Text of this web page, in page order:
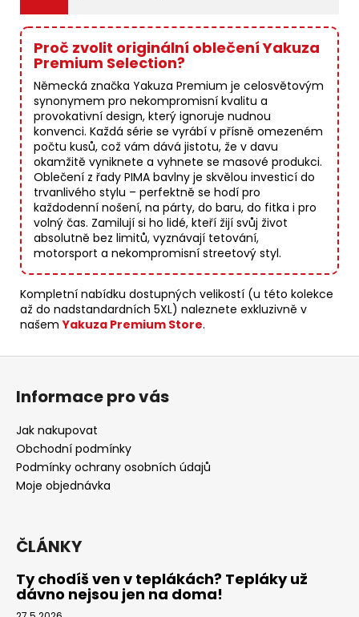
Proč zvolit originální oblečení Yakuza
Premium Selection?
Německá značka Yakuza Premium je celosvětovým
synonymem pro nekompromisní kvalitu a
provokativní design, který ignoruje nudnou
konvenci. Každá série se vyrábí v přísně omezeném
počtu kusů, což vám dává jistotu, že v davu
okamžitě vyniknete a vyhnete se masové produkci.
Oblečení z řady PIMA bavlny je skvělou investicí do
trvanlivého stylu – perfektně se hodí pro
každodenní nošení, na párty, do baru, do fitka i pro
volný čas. Zamilují si ho lidé, kteří žijí svůj život
absolutně bez limitů, vyznávají tetování,
motorsport a nekompromisní streetový styl.
Kompletní nabídku dostupných velikostí (u této kolekce
až do nadstandardních 5XL) naleznete exkluzivně v
našemYakuza Premium Store.
Informace pro vás
Jak nakupovat
Obchodní podmínky
Podmínky ochrany osobních údajů
Moje objednávka
ČLÁNKY
Ty chodíš ven v teplákách? Tepláky už
dávno nejsou jen na doma!